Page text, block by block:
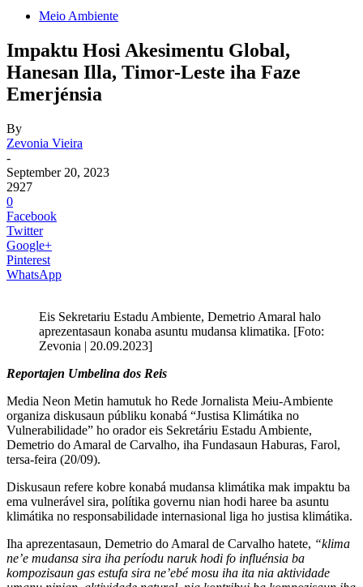
Meio Ambiente
Impaktu Hosi Akesimentu Global,
Hanesan Illa, Timor-Leste iha Faze
Emerjénsia
By
Zevonia Vieira
-
September 20, 2023
2927
0
Facebook
Twitter
Google+
Pinterest
WhatsApp
Eis Sekretariu Estadu Ambiente, Demetrio Amaral halo
aprezentasaun konaba asuntu mudansa klimatika. [Foto:
Zevonia | 20.09.2023]
Reportajen Umbelina dos Reis
Media Neon Metin hamutuk ho Rede Jornalista Meiu-Ambiente
organiza diskusaun públiku konabá “Justisa Klimátika no
Vulnerabilidade” ho orador eis Sekretáriu Estadu Ambiente,
Demetrio do Amaral de Carvalho, iha Fundasaun Haburas, Farol,
tersa-feira (20/09).
Diskusaun refere kobre konabá mudansa klimátika mak impaktu ba
ema vulnerável sira, polítika governu nian hodi haree ba asuntu
klimátika no responsabilidade internasional liga ho justisa klimátika.
Iha aprezentasaun, Demetrio do Amaral de Carvalho hatete, “klima
ne’e mudansa sira iha períodu naruk hodi fo influénsia ba
kompozisaun gas estufa sira ne’ebé mosu iha ita nia aktividade